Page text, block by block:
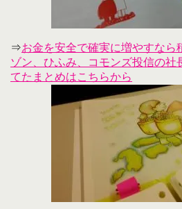
⇒お金を安全で確実に増やすなら
ゾン、ひふみ、コモンズ投信の社
てたまとめはこちらから